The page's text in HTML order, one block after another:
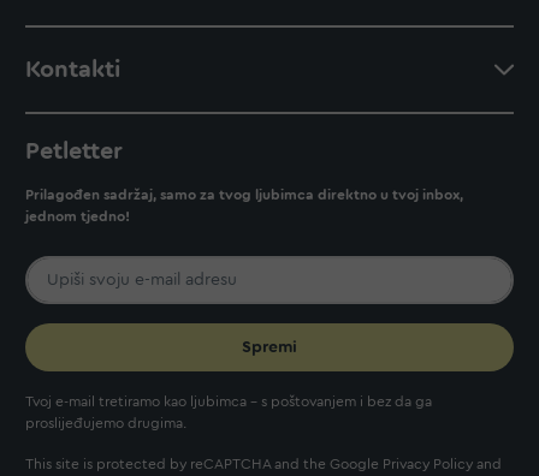
Kontakti
Petletter
Prilagođen sadržaj, samo za tvog ljubimca direktno u tvoj inbox,
jednom tjedno!
Spremi
Tvoj e-mail tretiramo kao ljubimca - s poštovanjem i bez da ga
proslijeđujemo drugima.
This site is protected by reCAPTCHA and the Google Privacy Policy and